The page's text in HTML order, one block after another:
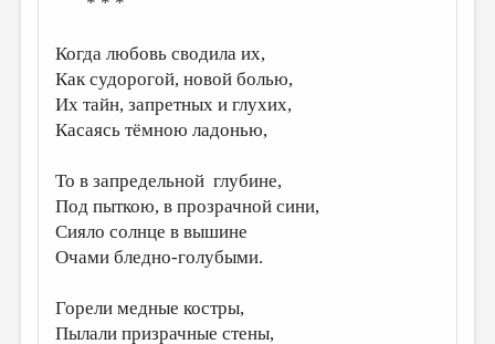
ЦИКЛЫ ПУБЛИКАЦИЙ
ТРЕДИАКОВСКИЙ
МЕДИА
ВКОНТАКТЕ
Когда любовь сводила их,
Как судорогой, новой болью,
Их тайн, запретных и глухих,
Касаясь тёмною ладонью,
То в запредельной глубине,
Под пыткою, в прозрачной сини,
Сияло солнце в вышине
Очами бледно-голубыми.
Горели медные костры,
Пылали призрачные стены,